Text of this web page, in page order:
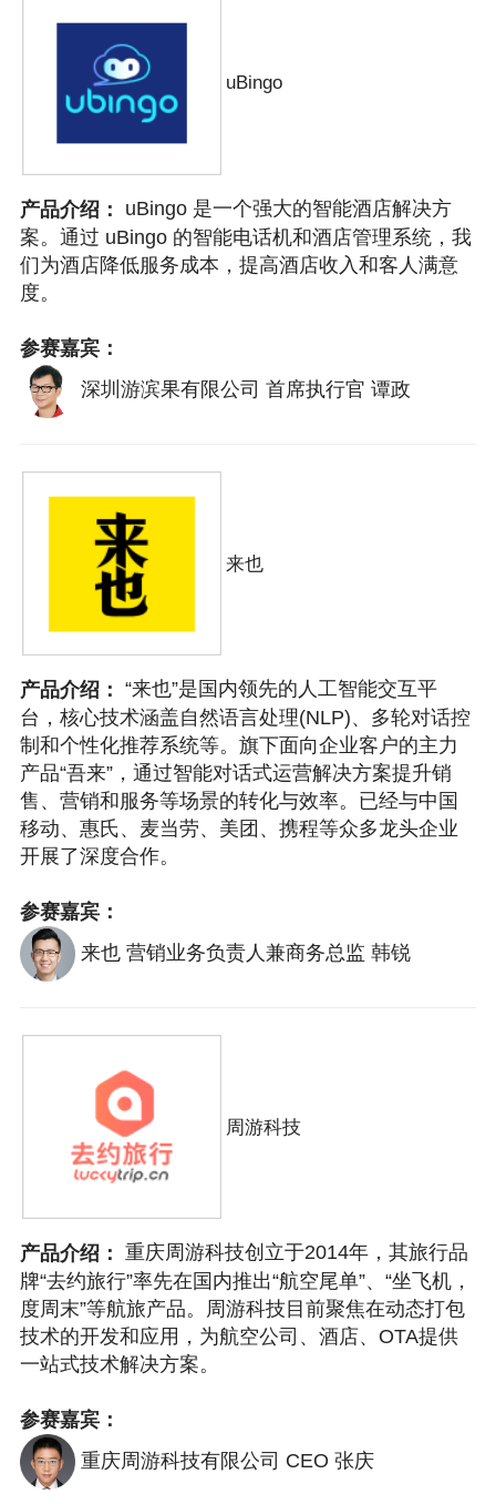
uBingo
产品介绍：
uBingo 是一个强大的智能酒店解决方
案。通过 uBingo 的智能电话机和酒店管理系统，我
们为酒店降低服务成本，提高酒店收入和客人满意
度。
参赛嘉宾：
深圳游滨果有限公司 首席执行官 谭政
来也
产品介绍： “来也”是国内领先的人工智能交互平
台，核心技术涵盖自然语言处理(NLP)、多轮对话控
制和个性化推荐系统等。旗下面向企业客户的主力
产品“吾来”，通过智能对话式运营解决方案提升销
售、营销和服务等场景的转化与效率。已经与中国
移动、惠氏、麦当劳、美团、携程等众多龙头企业
开展了深度合作。
参赛嘉宾：
来也 营销业务负责人兼商务总监 韩锐
周游科技
产品介绍： 重庆周游科技创立于2014年，其旅行品
牌“去约旅行”率先在国内推出“航空尾单”、“坐飞机，
度周末”等航旅产品。周游科技目前聚焦在动态打包
技术的开发和应用，为航空公司、酒店、OTA提供
一站式技术解决方案。
参赛嘉宾：
重庆周游科技有限公司 CEO 张庆